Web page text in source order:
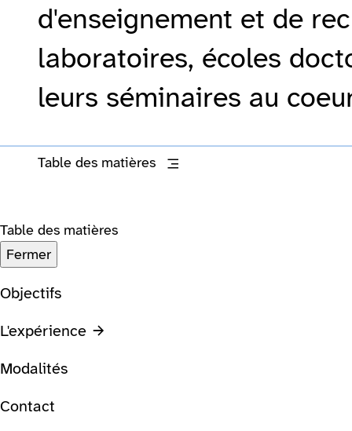
d'enseignement et de
laboratoires, écoles
leurs séminaires au
Table des matières
Table des matières
Fermer
Objectifs
L'expérience
Modalités
Contact